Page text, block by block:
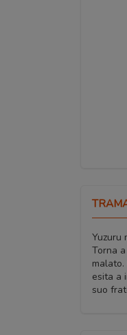
Yuzuru
Torna
esita a
suo